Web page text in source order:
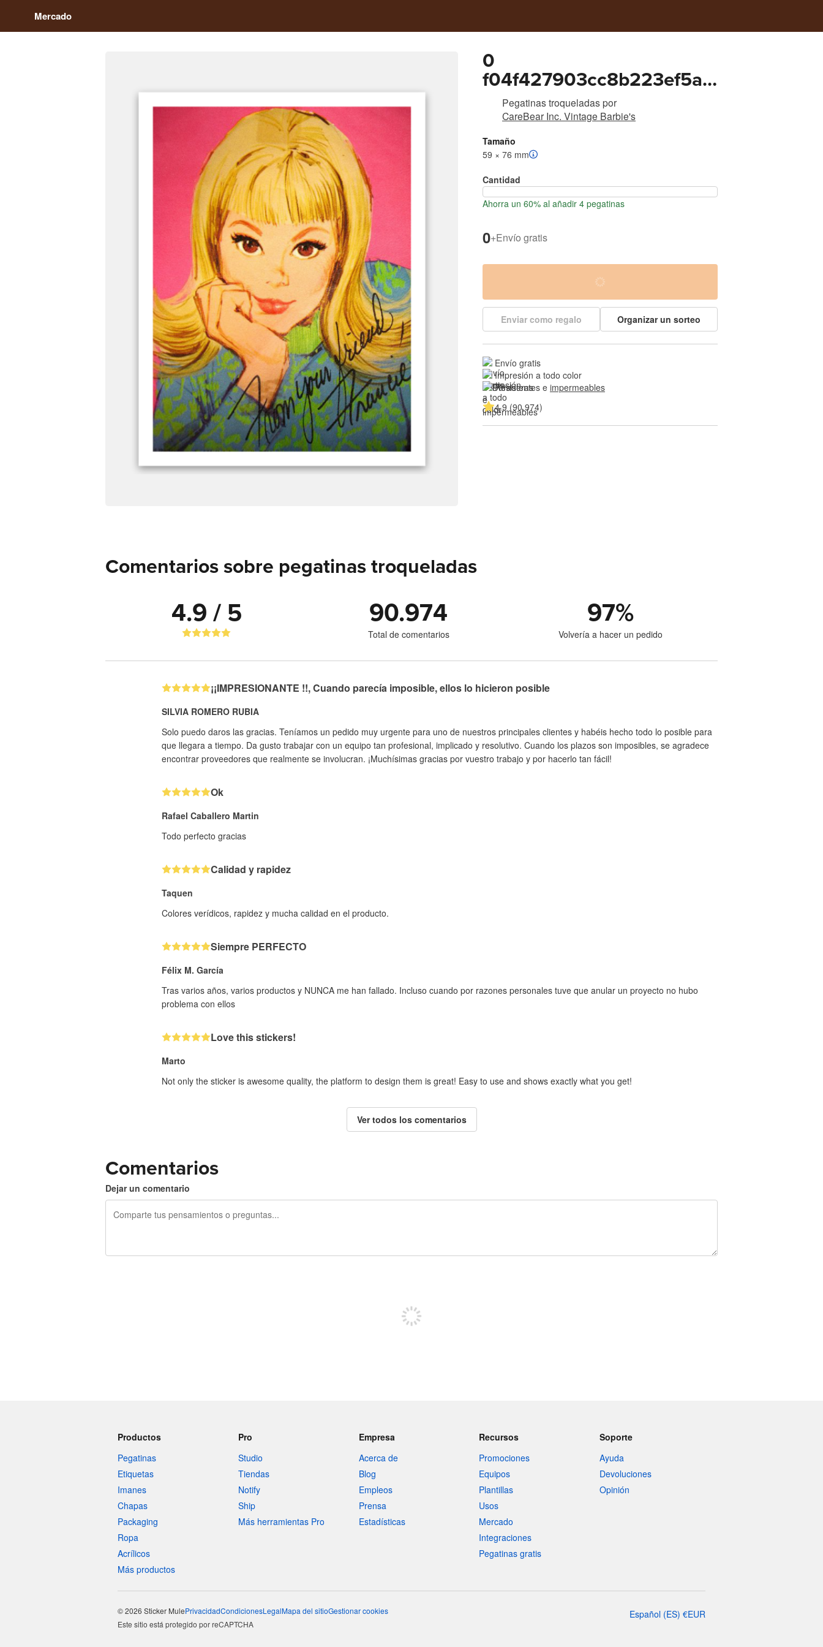
Mercado
0
f04f427903cc8b223ef5a0
eba1a48cff
Pegatinas troqueladaspor
CareBear Inc. Vintage Barbie's
Tamaño
59 × 76 mm
Cantidad
Ahorra un 60% al añadir 4 pegatinas
0+Envío gratis
Enviar como regalo Organizar un sorteo
Envío gratis
Impresión a todo color
Resistentes e impermeables
4.9 (90.974)
Comentarios sobre pegatinas troqueladas
4.9 / 5 90.974
Total de comentarios
97%
Volvería a hacer un pedido
¡¡IMPRESIONANTE !!, Cuando parecía imposible, ellos lo hicieron posible
SILVIA ROMERO RUBIA
Solo puedo daros las gracias. Teníamos un pedido muy urgente para uno de nuestros principales clientes y habéis hecho todo lo posible para
que llegara a tiempo. Da gusto trabajar con un equipo tan profesional, implicado y resolutivo. Cuando los plazos son imposibles, se agradece
encontrar proveedores que realmente se involucran. ¡Muchísimas gracias por vuestro trabajo y por hacerlo tan fácil!
Ok
Rafael Caballero Martin
Todo perfecto gracias
Calidad y rapidez
Taquen
Colores verídicos, rapidez y mucha calidad en el producto.
Siempre PERFECTO
Félix M. García
Tras varios años, varios productos y NUNCA me han fallado. Incluso cuando por razones personales tuve que anular un proyecto no hubo
problema con ellos
Love this stickers!
Marto
Not only the sticker is awesome quality, the platform to design them is great! Easy to use and shows exactly what you get!
Ver todos los comentarios
Comentarios
Dejar un comentario
Productos
Pegatinas
Etiquetas
Imanes
Chapas
Packaging
Ropa
Acrílicos
Más productos
Pro
Studio
Tiendas
Notify
Ship
Más herramientas Pro
Empresa
Acerca de
Blog
Empleos
Prensa
Estadísticas
Recursos
Promociones
Equipos
Plantillas
Usos
Mercado
Integraciones
Pegatinas gratis
Soporte
Ayuda
Devoluciones
Opinión
© 2026 Sticker MulePrivacidadCondicionesLegalMapa del sitioGestionar cookies Español (ES) €EUR
Este sitio está protegido por reCAPTCHA